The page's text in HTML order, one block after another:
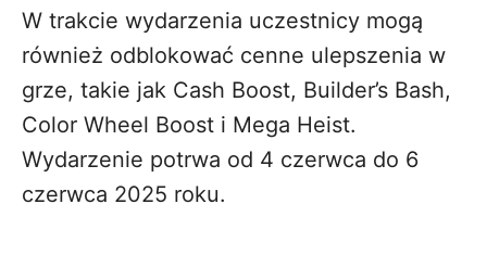
W trakcie wydarzenia uczestnicy mogą
również odblokować cenne ulepszenia w
grze, takie jak Cash Boost, Builder’s Bash,
Color Wheel Boost i Mega Heist.
Wydarzenie potrwa od 4 czerwca do 6
czerwca 2025 roku.